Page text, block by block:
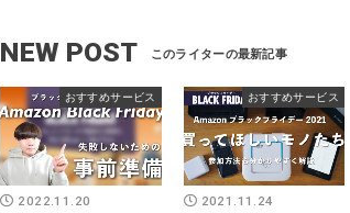
NEW POST
おすすめサービス
2022.11.20
おすすめサービス
2021.11.24